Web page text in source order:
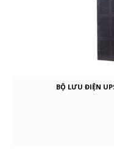
BỘ LƯU ĐIỆN